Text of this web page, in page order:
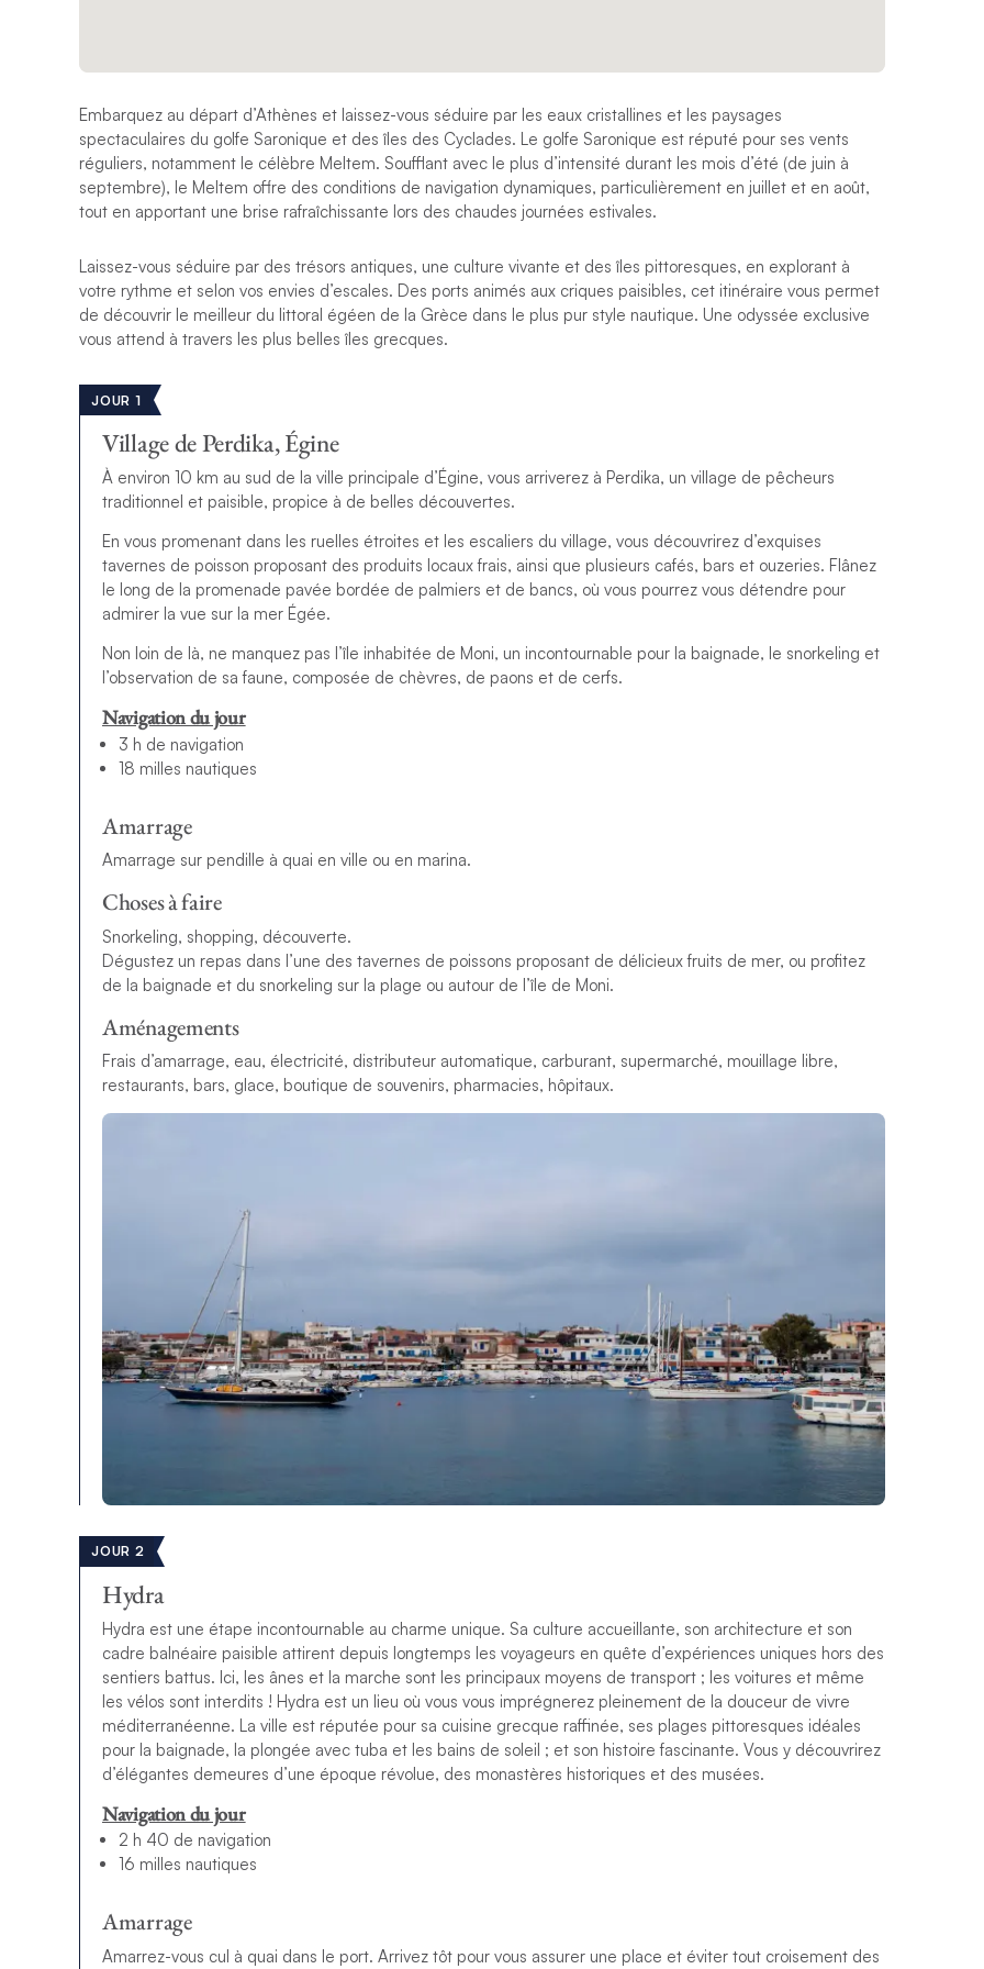
Embarquez au départ d’Athènes et laissez-vous séduire par les eaux cristallines et les paysages
spectaculaires du golfe Saronique et des îles des Cyclades. Le golfe Saronique est réputé pour ses vents
réguliers, notamment le célèbre Meltem. Soufflant avec le plus d’intensité durant les mois d’été (de juin à
septembre), le Meltem offre des conditions de navigation dynamiques, particulièrement en juillet et en août,
tout en apportant une brise rafraîchissante lors des chaudes journées estivales.
Laissez-vous séduire par des trésors antiques, une culture vivante et des îles pittoresques, en explorant à
votre rythme et selon vos envies d’escales. Des ports animés aux criques paisibles, cet itinéraire vous permet
de découvrir le meilleur du littoral égéen de la Grèce dans le plus pur style nautique. Une odyssée exclusive
vous attend à travers les plus belles îles grecques.
JOUR 1
Village de Perdika, Égine
À environ 10 km au sud de la ville principale d’Égine, vous arriverez à Perdika, un village de pêcheurs
traditionnel et paisible, propice à de belles découvertes.
En vous promenant dans les ruelles étroites et les escaliers du village, vous découvrirez d’exquises
tavernes de poisson proposant des produits locaux frais, ainsi que plusieurs cafés, bars et ouzeries. Flânez
le long de la promenade pavée bordée de palmiers et de bancs, où vous pourrez vous détendre pour
admirer la vue sur la mer Égée.
Non loin de là, ne manquez pas l’île inhabitée de Moni, un incontournable pour la baignade, le snorkeling et
l’observation de sa faune, composée de chèvres, de paons et de cerfs.
Navigation du jour
3 h de navigation
18 milles nautiques
Amarrage
Amarrage sur pendille à quai en ville ou en marina.
Choses à faire
Snorkeling, shopping, découverte.
Dégustez un repas dans l’une des tavernes de poissons proposant de délicieux fruits de mer, ou profitez
de la baignade et du snorkeling sur la plage ou autour de l’île de Moni.
Aménagements
Frais d’amarrage, eau, électricité, distributeur automatique, carburant, supermarché, mouillage libre,
restaurants, bars, glace, boutique de souvenirs, pharmacies, hôpitaux.
JOUR 2
Hydra
Hydra est une étape incontournable au charme unique. Sa culture accueillante, son architecture et son
cadre balnéaire paisible attirent depuis longtemps les voyageurs en quête d’expériences uniques hors des
sentiers battus. Ici, les ânes et la marche sont les principaux moyens de transport ; les voitures et même
les vélos sont interdits ! Hydra est un lieu où vous vous imprégnerez pleinement de la douceur de vivre
méditerranéenne. La ville est réputée pour sa cuisine grecque raffinée, ses plages pittoresques idéales
pour la baignade, la plongée avec tuba et les bains de soleil ; et son histoire fascinante. Vous y découvrirez
d’élégantes demeures d’une époque révolue, des monastères historiques et des musées.
Navigation du jour
2 h 40 de navigation
16 milles nautiques
Amarrage
Amarrez-vous cul à quai dans le port. Arrivez tôt pour vous assurer une place et éviter tout croisement des